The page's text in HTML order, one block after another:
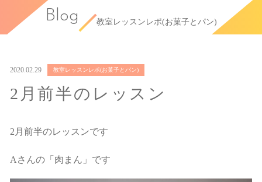
Blog 教室レッスンレポ(お菓子とパン)
2020.02.29 教室レッスンレポ(お菓子とパン)
2月前半のレッスン
2月前半のレッスンです
Aさんの「肉まん」です